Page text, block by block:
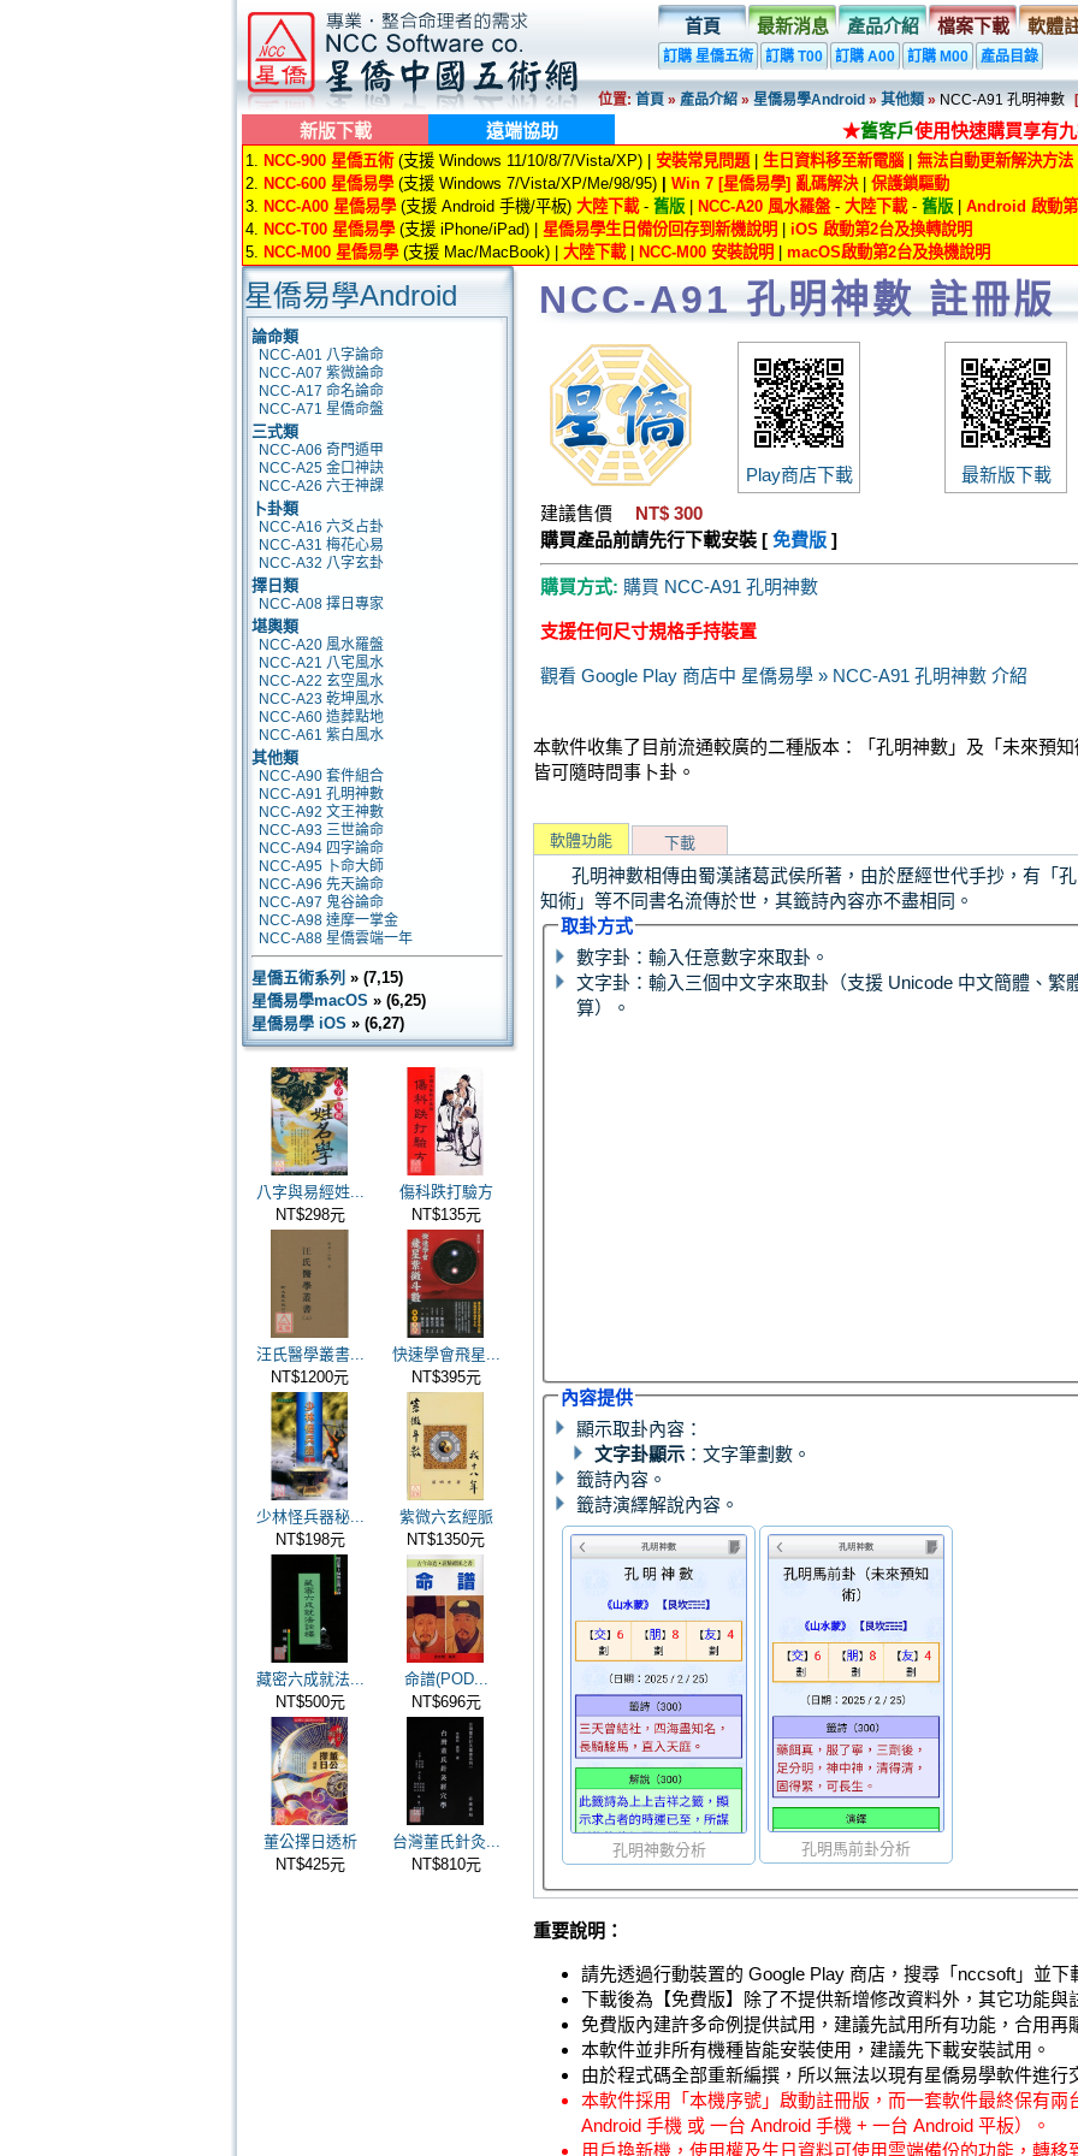
首頁 最新消息 產品介紹 檔案下載 軟體
訂購 星僑五術 訂購 T00 訂購 A00 訂購 M00 產品目錄
位置:首頁»產品介紹»星僑易學Android»其他類»NCC-A91 孔明神數
新版下載 遠端協助 ★舊客戶使用快速購買享有
1. NCC-900 星僑五術(支援 Windows 11/10/8/7/Vista/XP) | 安裝常見問題| 生日資料移至新電腦| 無法自動更新解決方法
2. NCC-600 星僑易學(支援 Windows 7/Vista/XP/Me/98/95) Win 7 [星僑易學] 亂碼解決| 保護鎖驅動
3. NCC-A00 星僑易學(支援 Android 手機/平板) 大陸下載- 舊版 NCC-A20 風水羅盤- 大陸下載- 舊版
Android 啟動
4. NCC-T00 星僑易學(支援 iPhone/iPad) | 星僑易學生日備份回存到新機說明
iOS 啟動第2台及換轉說明
5. NCC-M00 星僑易學(支援 Mac/MacBook) | 大陸下載| NCC-M00 安裝說明 macOS啟動第2台及換機說明
星僑易學Android
論命類
NCC-A01 八字論命
NCC-A07 紫微論命
NCC-A17 命名論命
NCC-A71 星僑命盤
三式類
NCC-A06 奇門遁甲
NCC-A25 金口神訣
NCC-A26 六壬神課
卜卦類
NCC-A16 六爻占卦
NCC-A31 梅花心易
NCC-A32 八字玄卦
擇日類
NCC-A08 擇日專家
堪輿類
NCC-A20 風水羅盤
NCC-A21 八宅風水
NCC-A22 玄空風水
NCC-A23 乾坤風水
NCC-A60 造葬點地
NCC-A61 紫白風水
其他類
NCC-A90 套件組合
NCC-A91 孔明神數
NCC-A92 文王神數
NCC-A93 三世論命
NCC-A94 四字論命
NCC-A95 卜命大師
NCC-A96 先天論命
NCC-A97 鬼谷論命
NCC-A98 達摩一掌金
NCC-A88 星僑雲端一年
星僑五術系列 » (7,15)
星僑易學macOS » (6,25)
星僑易學 iOS » (6,27)
八字與易經姓...
NT$298元
傷科跌打驗方
NT$135元
汪氏醫學叢書...
NT$1200元
快速學會飛星...
NT$395元
少林怪兵器秘...
NT$198元
紫微六玄經脈
NT$1350元
藏密六成就法...
NT$500元
命譜(POD...
NT$696元
董公擇日透析
NT$425元
台灣董氏針灸...
NT$810元
NCC-A91 孔明神數 註冊版
Play商店下載
最新版下載
建議售價
NT$ 300
購買產品前請先行下載安裝 [ 免費版 ]
購買方式: 購買 NCC-A91 孔明神數
支援任何尺寸規格手持裝置
觀看 Google Play 商店中 星僑易學 » NCC-A91 孔明神數 介紹
本軟件收集了目前流通較廣的二種版本：「孔明神數」及「未來預
皆可隨時問事卜卦。
軟體功能 下載
孔明神數相傳由蜀漢諸葛武侯所著，由於歷經世代手抄，有「
知術」等不同書名流傳於世，其籤詩內容亦不盡相同。
取卦方式
數字卦：輸入任意數字來取卦。
文字卦：輸入三個中文字來取卦（支援 Unicode 中文簡體、繁
算）。
內容提供
顯示取卦內容：
文字卦顯示 ：文字筆劃數。
籤詩內容。
籤詩演繹解說內容。
孔明神數分析 孔明馬前卦分析
重要說明：
請先透過行動裝置的 Google Play 商店，搜尋「nccsoft」並下
下載後為【免費版】除了不提供新增修改資料外，其它功能與
免費版內建許多命例提供試用，建議先試用所有功能，合用再
本軟件並非所有機種皆能安裝使用，建議先下載安裝試用。
由於程式碼全部重新編撰，所以無法以現有星僑易學軟件進行
本軟件採用「本機序號」啟動註冊版，而一套軟件最終保有兩
Android 手機 或 一台 Android 手機 + 一台 Android 平板）。
用戶換新機，使用權及生日資料可使用雲端備份的功能，轉移